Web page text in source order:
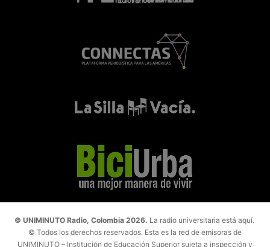
© UNIMINUTO Radio, Colombia 2026. La radio universitaria está aquí.
© Todos los derechos reservados. Esta es la red de emisoras de
UNIMINUTO – Institución de Educación Superior sujeta a inspección y